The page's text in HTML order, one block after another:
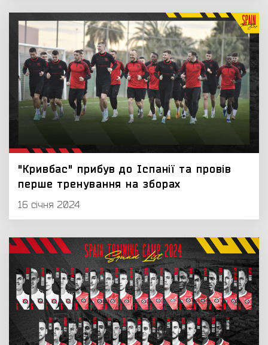
"Кривбас" прибув до Іспанії та провів
перше тренування на зборах
16 січня 2024